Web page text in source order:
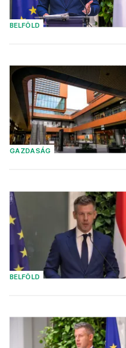
BELFÖLD
GAZDASÁG
BELFÖLD